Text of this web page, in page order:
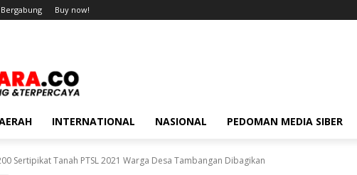
Buy now!
INTERNATIONAL NASIONAL PEDOMAN MEDIA SIBER
Sertipikat Tanah PTSL 2021 Warga Desa Tambangan Dibagikan